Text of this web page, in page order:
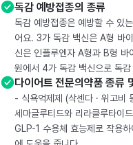
독감 예방접종의 종류
독감 예방접종은 예방할 수 있
어요. 3가 독감 백신은 A형 바
신은 인플루엔자 A형과 B형
원에서 4가 독감 백신으로 독
다이어트 전문의약품 종류
- 식욕억제제 (삭센다 · 위고비
세마글루티드와 리라클루타이
GLP-1 수용체 효능제로 작용